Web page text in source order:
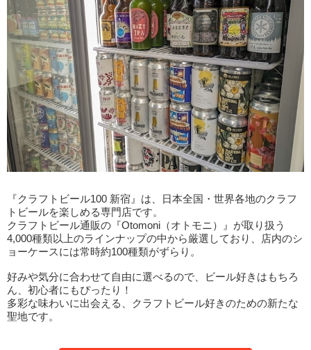
『クラフトビール100 新宿』は、日本全国・世界各地のクラフ
トビールを楽しめる専門店です。
クラフトビール通販の『Otomoni（オトモニ）』が取り扱う
4,000種類以上のラインナップの中から厳選しており、店内のシ
ョーケースには常時約100種類がずらり。
好みや気分に合わせて自由に選べるので、ビール好きはもちろ
ん、初心者にもぴったり！
多彩な味わいに出会える、クラフトビール好きのための新たな
聖地です。